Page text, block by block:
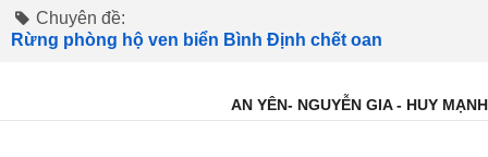
Chuyên đề:
Rừng phòng hộ ven biển Bình Định chết oan
AN YÊN- NGUYỄN GIA - HUY MẠNH